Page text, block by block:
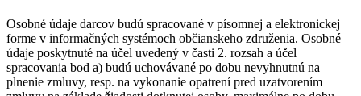
Osobné údaje darcov budú spracované v písomnej a elektronickej
forme v informačných systémoch občianskeho združenia. Osobné
údaje poskytnuté na účel uvedený v časti 2. rozsah a účel
spracovania bod a) budú uchovávané po dobu nevyhnutnú na
plnenie zmluvy, resp. na vykonanie opatrení pred uzatvorením